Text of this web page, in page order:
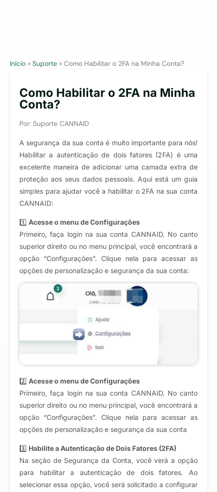
Início » Suporte » Como Habilitar o 2FA na Minha Conta?
Como Habilitar o 2FA na Minha
Conta?
Por: Suporte CANNAID
A segurança da sua conta é muito importante para nós!
Habilitar a autenticação de dois fatores (2FA) é uma
excelente maneira de adicionar uma camada extra de
proteção aos seus dados pessoais. Aqui está um guia
simples para ajudar você a habilitar o 2FA na sua conta
CANNAID:
1️⃣ Acesse o menu de Configurações
Primeiro, faça login na sua conta CANNAID. No canto
superior direito ou no menu principal, você encontrará a
opção “Configurações”. Clique nela para acessar as
opções de personalização e segurança da sua conta:
2️⃣ Acesse o menu de Configurações
Primeiro, faça login na sua conta CANNAID. No canto
superior direito ou no menu principal, você encontrará a
opção “Configurações”. Clique nela para acessar as
opções de personalização e segurança da sua conta
3️⃣ Habilite a Autenticação de Dois Fatores (2FA)
Na seção de Segurança da Conta, você verá a opção
para habilitar a autenticação de dois fatores. Ao
selecionar essa opção, você será solicitado a configurar